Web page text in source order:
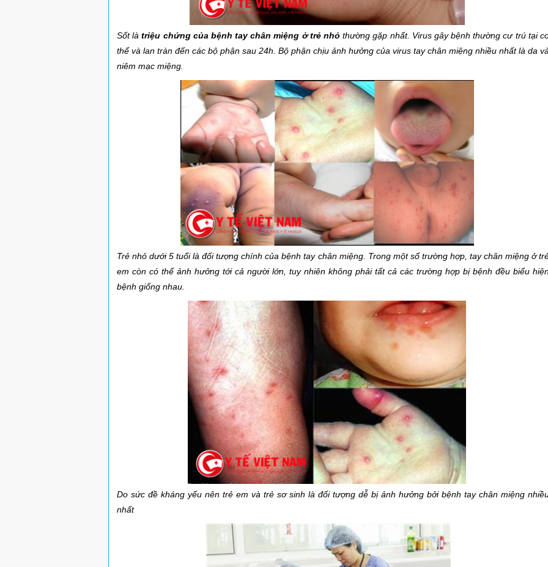
Sốt làtriệu chứng của bệnh tay chân miệng ở trẻ nhỏ thường gặp nhất. Virus gây bệnh thường cư trú tại
thể và lan tràn đến các bộ phận sau 24h. Bộ phận chịu ảnh hưởng của virus tay chân miệng nhiều nhất là da
niêm mạc miệng.
Trẻ nhỏ dưới 5 tuổi là đối tượng chính của bệnh tay chân miệng. Trong một số trường hợp, tay chân miệng ở
em còn có thể ảnh hưởng tới cả người lớn, tuy nhiên không phải tất cả các trường hợp bị bệnh đều biểu
bệnh giống nhau.
Do sức đề kháng yếu nên trẻ em và trẻ sơ sinh là đối tượng dễ bị ảnh hưởng bởi bệnh tay chân miệng
nhất